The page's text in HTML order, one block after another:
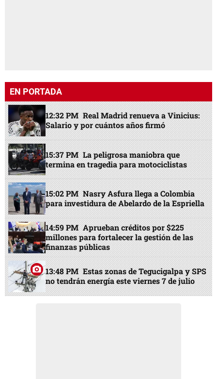
EN PORTADA
12:32 PM Real Madrid renueva a Vinicius:
Salario y por cuántos años firmó
15:37 PM La peligrosa maniobra que
termina en tragedia para motociclistas
15:02 PM Nasry Asfura llega a Colombia
para investidura de Abelardo de la Espriella
14:59 PM Aprueban créditos por $225
millones para fortalecer la gestión de las
finanzas públicas
13:48 PM Estas zonas de Tegucigalpa y SPS
no tendrán energía este viernes 7 de julio